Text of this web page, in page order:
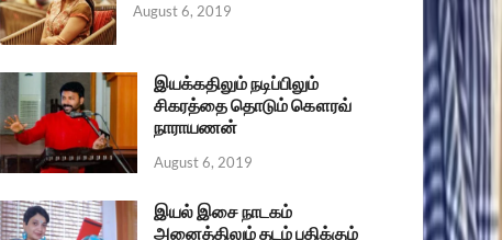
August 6, 2019
இயக்கதிலும் நடிப்பிலும்
சிகரத்தை தொடும் கௌரவ்
நாராயணன்
August 6, 2019
இயல் இசை நாடகம்
அனைத்திலும் தடம் பதிக்கும்